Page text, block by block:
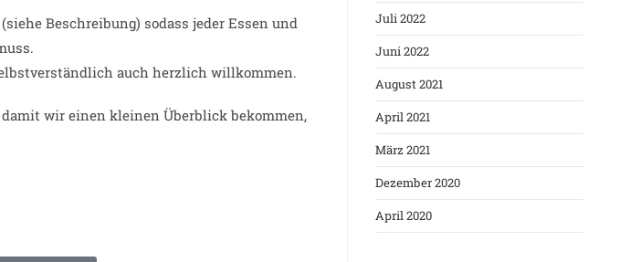
Beschreibung) sodass jeder Essen und
auch herzlich willkommen.
wir einen kleinen Überblick bekommen,
Juli 2022
Juni 2022
August 2021
April 2021
März 2021
Dezember 2020
April 2020